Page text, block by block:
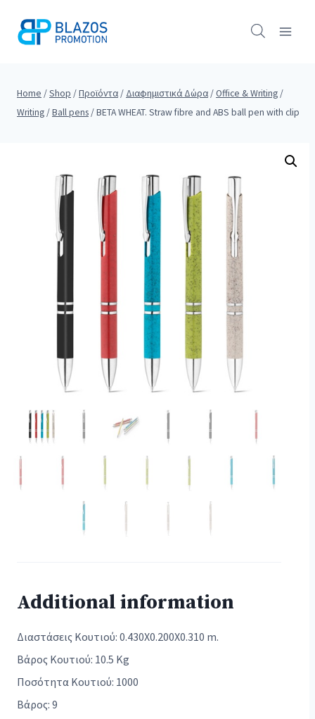
Home /Shop /Προϊόντα / Διαφημιστικά Δώρα /Office & Writing /
Writing /Ball pens /BETA WHEAT. Straw fibre and ABS ball pen with clip
Additional information
Διαστάσεις Κουτιού: 0.430X0.200X0.310 m.
Βάρος Κουτιού: 10.5 Kg
Ποσότητα Κουτιού: 1000
Βάρος: 9